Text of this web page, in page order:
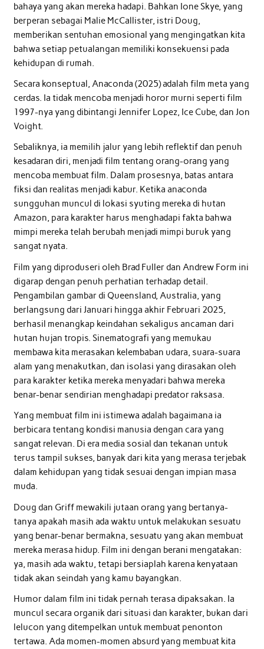
bahaya yang akan mereka hadapi. Bahkan Ione Skye, yang
berperan sebagai Malie McCallister, istri Doug,
memberikan sentuhan emosional yang mengingatkan kita
bahwa setiap petualangan memiliki konsekuensi pada
kehidupan di rumah.
Secara konseptual, Anaconda (2025) adalah film meta yang
cerdas. Ia tidak mencoba menjadi horor murni seperti film
1997-nya yang dibintangi Jennifer Lopez, Ice Cube, dan Jon
Voight.
Sebaliknya, ia memilih jalur yang lebih reflektif dan penuh
kesadaran diri, menjadi film tentang orang-orang yang
mencoba membuat film. Dalam prosesnya, batas antara
fiksi dan realitas menjadi kabur. Ketika anaconda
sungguhan muncul di lokasi syuting mereka di hutan
Amazon, para karakter harus menghadapi fakta bahwa
mimpi mereka telah berubah menjadi mimpi buruk yang
sangat nyata.
Film yang diproduseri oleh Brad Fuller dan Andrew Form ini
digarap dengan penuh perhatian terhadap detail.
Pengambilan gambar di Queensland, Australia, yang
berlangsung dari Januari hingga akhir Februari 2025,
berhasil menangkap keindahan sekaligus ancaman dari
hutan hujan tropis. Sinematografi yang memukau
membawa kita merasakan kelembaban udara, suara-suara
alam yang menakutkan, dan isolasi yang dirasakan oleh
para karakter ketika mereka menyadari bahwa mereka
benar-benar sendirian menghadapi predator raksasa.
Yang membuat film ini istimewa adalah bagaimana ia
berbicara tentang kondisi manusia dengan cara yang
sangat relevan. Di era media sosial dan tekanan untuk
terus tampil sukses, banyak dari kita yang merasa terjebak
dalam kehidupan yang tidak sesuai dengan impian masa
muda.
Doug dan Griff mewakili jutaan orang yang bertanya-
tanya apakah masih ada waktu untuk melakukan sesuatu
yang benar-benar bermakna, sesuatu yang akan membuat
mereka merasa hidup. Film ini dengan berani mengatakan:
ya, masih ada waktu, tetapi bersiaplah karena kenyataan
tidak akan seindah yang kamu bayangkan.
Humor dalam film ini tidak pernah terasa dipaksakan. Ia
muncul secara organik dari situasi dan karakter, bukan dari
lelucon yang ditempelkan untuk membuat penonton
tertawa. Ada momen-momen absurd yang membuat kita